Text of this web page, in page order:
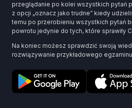
przeglądanie po kolei wszystkich pytań
z opcji „oznacz jako trudne” kiedy
temu po przerobieniu wszystkich pytań
powrotu jedynie do tych, które sprawiły
Na koniec możesz sprawdzić swoją
rozwiązywanie przykładowego